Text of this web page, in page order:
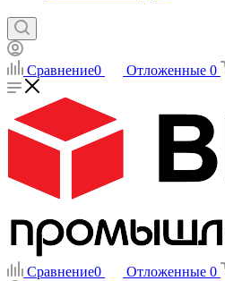
Сравнение0 Отложенные 0
Сравнение0 Отложенные 0